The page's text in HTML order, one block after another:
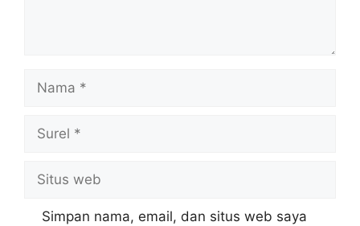
Nama
Surel
Situs
web
Simpan nama, email, dan situs web saya